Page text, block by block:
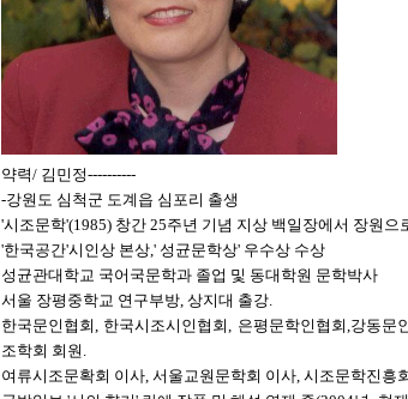
약력/ 김민정----------
-강원도 심척군 도계읍 심포리 출생
'시조문학'(1985) 창간 25주년 기념 지상 백일장에서 장원으
'한국공간'시인상 본상,' 성균문학상' 우수상 수상
성균관대학교 국어국문학과 졸업 및 동대학원 문학박사
서울 장평중학교 연구부방, 상지대 출강.
한국문인협회, 한국시조시인협회, 은평문학인협회,강동
조학회 회원.
여류시조문확회 이사, 서울교원문학회 이사, 시조문학진흥